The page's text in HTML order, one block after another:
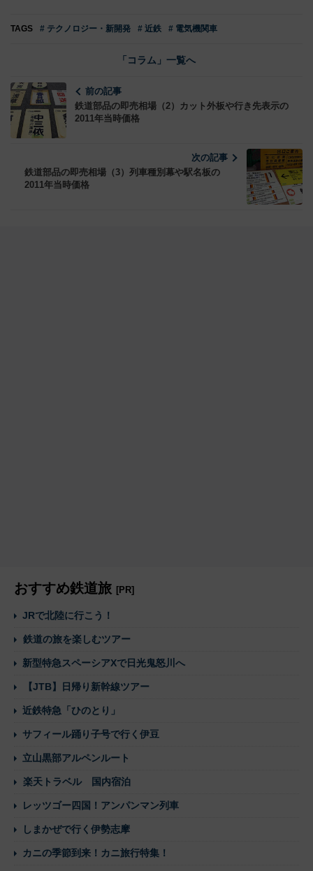
TAGS # テクノロジー・新開発 # 近鉄 # 電気機関車
「コラム」一覧へ
前の記事
鉄道部品の即売相場（2）カット外板や行き先表示の
2011年当時価格
次の記事
鉄道部品の即売相場（3）列車種別幕や駅名板の
2011年当時価格
おすすめ鉄道旅 [PR]
JRで北陸に行こう！
鉄道の旅を楽しむツアー
新型特急スペーシアXで日光鬼怒川へ
【JTB】日帰り新幹線ツアー
近鉄特急「ひのとり」
サフィール踊り子号で行く伊豆
立山黒部アルペンルート
楽天トラベル 国内宿泊
レッツゴー四国！アンパンマン列車
しまかぜで行く伊勢志摩
カニの季節到来！カニ旅行特集！